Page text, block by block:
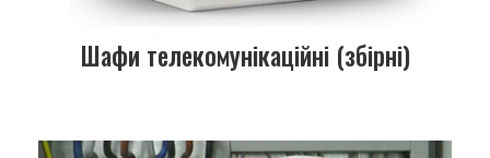
Шафи телекомунікаційні (збірні)